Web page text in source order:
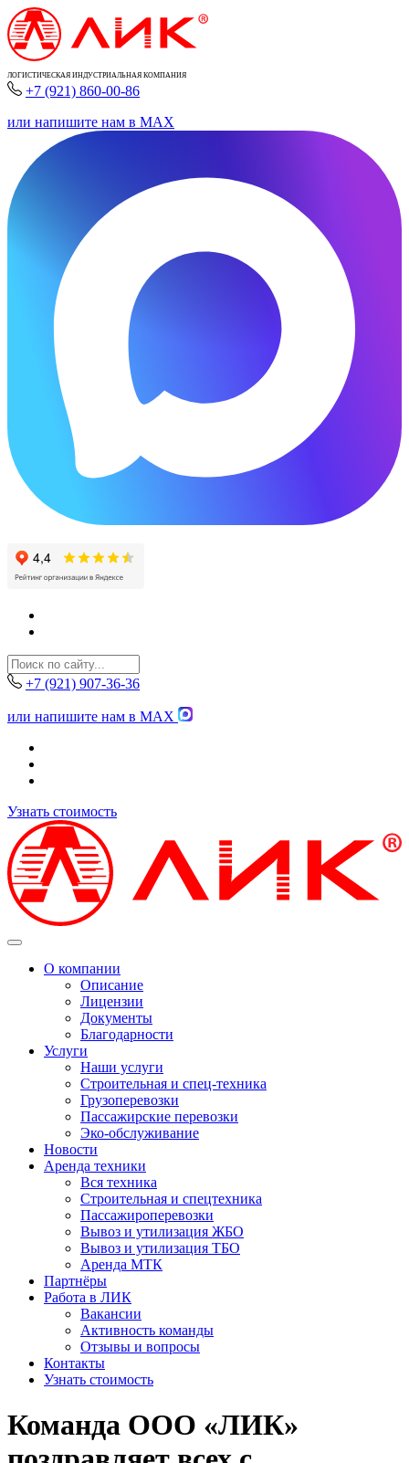
ЛОГИСТИЧЕСКАЯ ИНДУСТРИАЛЬНАЯ КОМПАНИЯ
+7 (921) 860-00-86
или напишите нам в MAX
+7 (921) 907-36-36
или напишите нам в MAX
Узнать стоимость
О компании
Описание
Лицензии
Документы
Благодарности
Услуги
Наши услуги
Строительная и спец-техника
Грузоперевозки
Пассажирские перевозки
Эко-обслуживание
Новости
Аренда техники
Вся техника
Строительная и спецтехника
Пассажироперевозки
Вывоз и утилизация ЖБО
Вывоз и утилизация ТБО
Аренда МТК
Партнёры
Работа в ЛИК
Вакансии
Активность команды
Отзывы и вопросы
Контакты
Узнать стоимость
Команда ООО «ЛИК»